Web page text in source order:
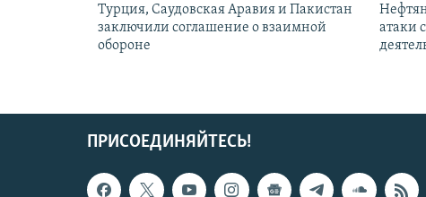
Турция, Саудовская Аравия и Пакистан
заключили соглашение о взаимной
обороне
атаки
ПРИСОЕДИНЯЙТЕСЬ!